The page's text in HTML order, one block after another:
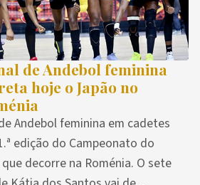
de Andebol feminina
hoje o Japão no
Andebol feminina em cadetes
edição do Campeonato do
decorre na Roménia. O sete